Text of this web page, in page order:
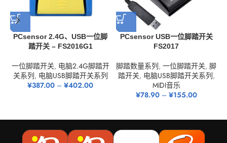
PCsensor 2.4G、USB一位脚
踏开关 – FS2016G1
一位脚踏开关, 电脑2.4G脚踏开
关系列, 电脑USB脚踏开关系列
¥387.00 –¥402.00
PCsensor USB一位脚踏开关
FS2017
脚踏数量系列,一位脚踏开关,脚
踏开关, 电脑USB脚踏开关系列,
MIDI音乐
¥78.90– ¥155.00